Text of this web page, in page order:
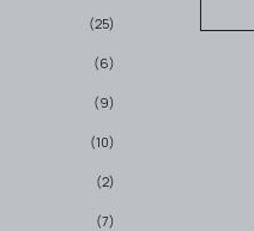
(25)
(6)
(9)
(10)
(2)
(7)